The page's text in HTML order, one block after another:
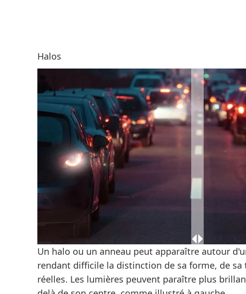
Halos
Un halo ou un anneau peut apparaître autour
rendant difficile la distinction de sa forme, de
réelles. Les lumières peuvent paraître plus